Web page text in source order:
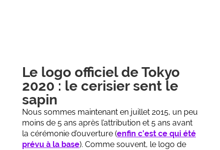
Le logo officiel de Tokyo
2020 : le cerisier sent le
sapin
Nous sommes maintenant en juillet 2015, un peu
moins de 5 ans après l’attribution et 5 ans avant
la cérémonie d’ouverture (enfin c’est ce qui été
prévu à la base). Comme souvent, le logo de